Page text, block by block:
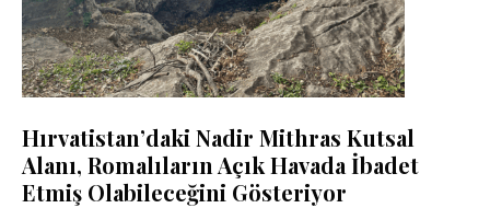
Hırvatistan’daki Nadir Mithras Kutsal
Alanı, Romalıların Açık Havada İbadet
Etmiş Olabileceğini Gösteriyor